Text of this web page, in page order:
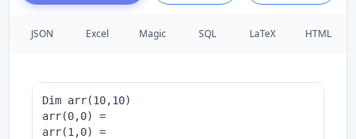
JSON Excel Magic SQL LaTeX HTML